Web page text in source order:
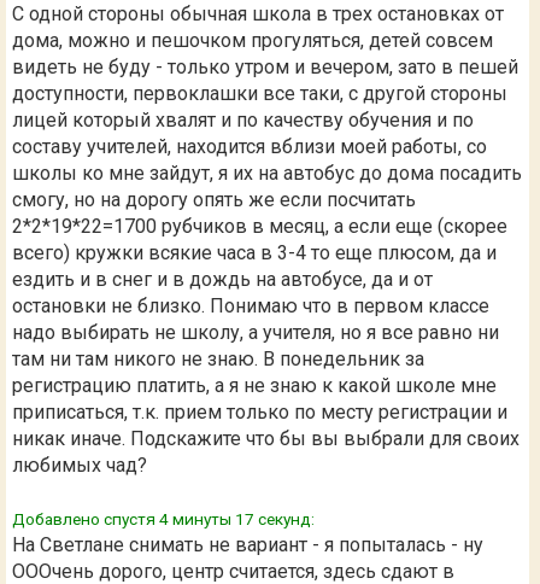
С одной стороны обычная школа в трех остановках от
дома, можно и пешочком прогуляться, детей совсем
видеть не буду - только утром и вечером, зато в пешей
доступности, первоклашки все таки, с другой стороны
лицей который хвалят и по качеству обучения и по
составу учителей, находится вблизи моей работы, со
школы ко мне зайдут, я их на автобус до дома посадить
смогу, но на дорогу опять же если посчитать
2*2*19*22=1700 рубчиков в месяц, а если еще (скорее
всего) кружки всякие часа в 3-4 то еще плюсом, да и
ездить и в снег и в дождь на автобусе, да и от
остановки не близко. Понимаю что в первом классе
надо выбирать не школу, а учителя, но я все равно ни
там ни там никого не знаю. В понедельник за
регистрацию платить, а я не знаю к какой школе мне
приписаться, т.к. прием только по месту регистрации и
никак иначе. Подскажите что бы вы выбрали для своих
любимых чад?
Добавлено спустя 4 минуты 17 секунд:
На Светлане снимать не вариант - я попыталась - ну
ОООчень дорого, центр считается, здесь сдают в